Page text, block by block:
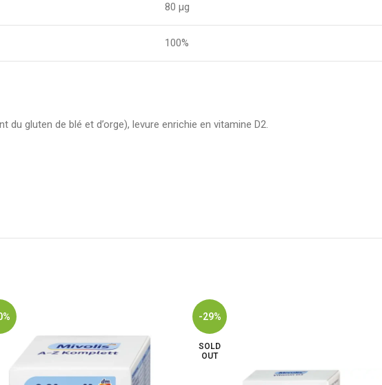
80 µg
100%
du gluten de blé et d’orge), levure enrichie en vitamine D2.
-29%
SOLD
OUT